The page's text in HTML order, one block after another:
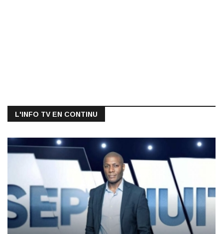
L'INFO TV EN CONTINU